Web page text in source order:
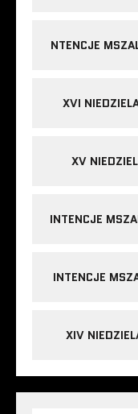
NTENCJE
XVI
XV
INTENCJE
INTENCJE
XIV